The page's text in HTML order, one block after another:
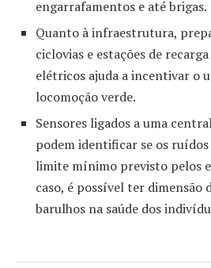
engarrafamentos e até brigas.
Quanto à infraestrutura,
ciclovias e estações de
elétricos ajuda a incentivar o
locomoção verde.
Sensores ligados a uma
podem identificar se os
limite mínimo previsto pelos
caso, é possível ter dimensão
barulhos na saúde dos